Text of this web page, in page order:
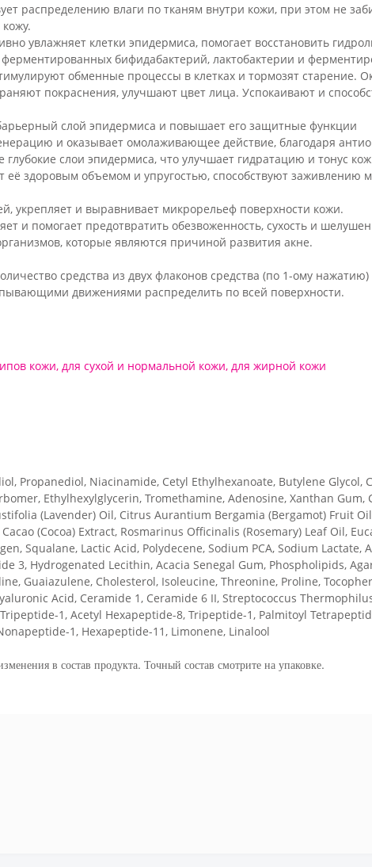
распределению влаги по тканям внутри кожи, при этом не
увлажняет клетки эпидермиса, помогает восстановить
бифидабактерий, лактобактерии и
обменные процессы в клетках и тормозят
покраснения, улучшают цвет лица. Успокаивают и
слой эпидермиса и повышает его защитные функции
и оказывает омолаживающее действие, благодаря
слои эпидермиса, что улучшает гидратацию и тонус
здоровым объемом и упругостью, способствуют
укрепляет и выравнивает микрорельеф поверхности кожи.
и помогает предотвратить обезвоженность, сухость и
которые являются причиной развития акне.
средства из двух флаконов средства (по 1-ому
движениями распределить по всей поверхности.
кожи, для сухой и нормальной кожи, для жирной кожи
Propanediol, Niacinamide, Cetyl Ethylhexanoate, Butylene Glycol,
Ethylhexylglycerin, Tromethamine, Adenosine, Xanthan Gum,
(Lavender) Oil, Citrus Aurantium Bergamia (Bergamot) Fruit
(Cocoa) Extract, Rosmarinus Officinalis (Rosemary) Leaf Oil,
Squalane, Lactic Acid, Polydecene, Sodium PCA, Sodium
3, Hydrogenated Lecithin, Acacia Senegal Gum, Phospholipids,
Guaiazulene, Cholesterol, Isoleucine, Threonine, Proline,
Acid, Ceramide 1, Ceramide 6 II, Streptococcus
1, Acetyl Hexapeptide-8, Tripeptide-1, Palmitoyl
1, Hexapeptide-11, Limonene, Linalool
в состав продукта. Точный состав смотрите на упаковке.